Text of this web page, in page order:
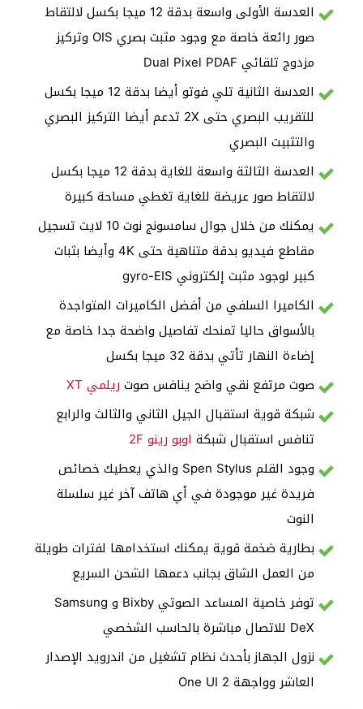
العدسة الأولى واسعة بدقة 12 ميجا بكسل لالتقاط
صور رائعة خاصة مع وجود مثبت بصري OIS وتركيز
مزدوج تلقائي Dual Pixel PDAF
العدسة الثانية تلي فوتو أيضا بدقة 12 ميجا بكسل
للتقريب البصري حتى 2X تدعم أيضا التركيز البصري
والتثبيت البصري
العدسة الثالثة واسعة للغاية بدقة 12 ميجا بكسل
لالتقاط صور عريضة للغاية تغطي مساحة كبيرة
يمكنك من خلال جوال سامسونج نوت 10 لايت تسجيل
مقاطع فيديو بدقة متناهية حتى 4K وأيضا بثبات
كبير لوجود مثبت إلكتروني gyro-EIS
الكاميرا السلفي من أفضل الكاميرات المتواجدة
بالأسواق حاليا تمنحك تفاصيل واضحة جدا خاصة مع
إضاءة النهار تأتي بدقة 32 ميجا بكسل
صوت مرتفع نقي واضح ينافس صوت ريلمي XT
شبكة قوية استقبال الجيل الثاني والثالث والرابع
تنافس استقبال شبكة اوبو رينو 2F
وجود القلم Spen Stylus والذي يعطيك خصائص
فريدة غير موجودة في أي هاتف آخر غير سلسلة
النوت
بطارية ضخمة قوية يمكنك استخدامها لفترات طويلة
من العمل الشاق بجانب دعمها الشحن السريع
توفر خاصية المساعد الصوتيBixby
و Samsung
DeX للاتصال مباشرة بالحاسب الشخصي
نزول الجهاز بأحدث نظام تشغيل من اندرويد الإصدار
العاشر وواجهة One UI 2